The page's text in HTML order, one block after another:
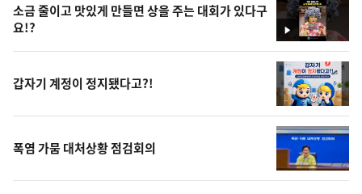
영
상
소금 줄이고 맛있게 만들면 상을 주는 대회가 있다구
요!?
갑자기 계정이 정지됐다고?!
폭염 가뭄 대처상황 점검회의